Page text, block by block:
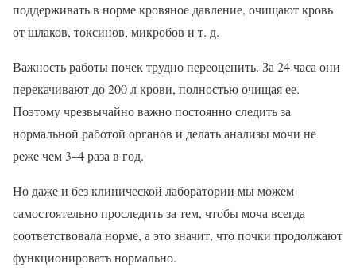
поддерживать в норме кровяное давление, очищают кровь
от шлаков, токсинов, микробов и т. д.
Важность работы почек трудно переоценить. За 24 часа они
перекачивают до 200 л крови, полностью очищая ее.
Поэтому чрезвычайно важно постоянно следить за
нормальной работой органов и делать анализы мочи не
реже чем 3–4 раза в год.
Но даже и без клинической лаборатории мы можем
самостоятельно проследить за тем, чтобы моча всегда
соответствовала норме, а это значит, что почки продолжают
функционировать нормально.